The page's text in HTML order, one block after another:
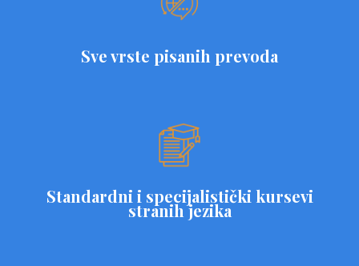
Sve vrste pisanih prevoda
Standardni i specijalistički kursevi
stranih jezika